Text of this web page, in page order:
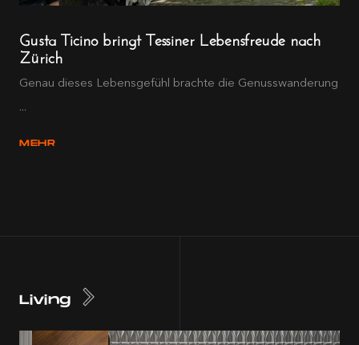
Gusta Ticino bringt Tessiner Lebensfreude nach
Zürich
Genau dieses Lebensgefühl brachte die Genusswanderung
...
MEHR
Living